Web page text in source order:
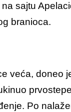
sajtu
branioca.
veća, doneo
Po